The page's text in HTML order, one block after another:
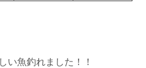
い魚釣れました！！